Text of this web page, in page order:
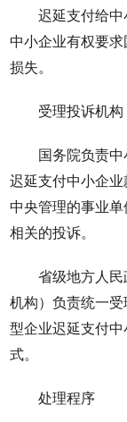
迟延支付给中
中小企业有权要
损失。
受理投诉机构
国务院负责
迟延支付中小企
中央管理的事业
相关的投诉。
省级地方人
机构）负责统一
型企业迟延支付
式。
处理程序